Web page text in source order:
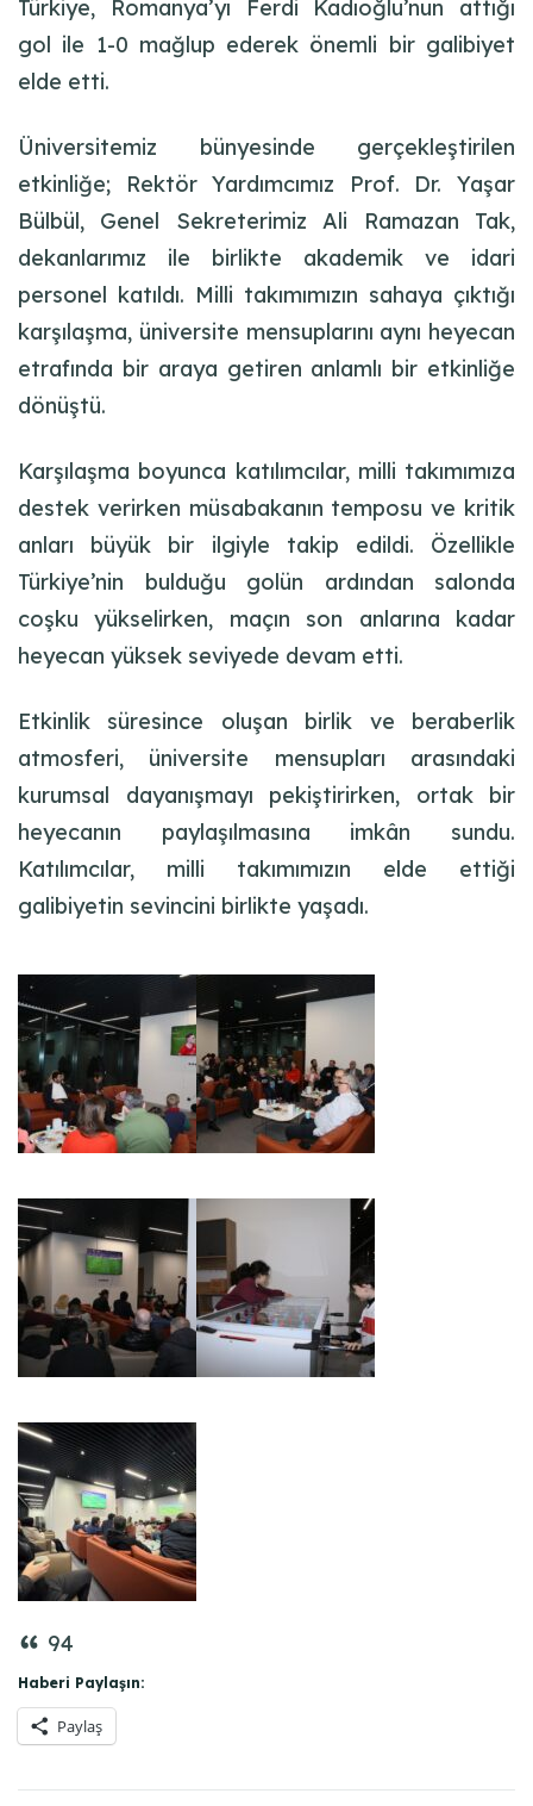
Türkiye, Romanya’yı Ferdi Kadıoğlu’nun attığı
gol ile 1-0 mağlup ederek önemli bir galibiyet
elde etti.
Üniversitemiz bünyesinde gerçekleştirilen
etkinliğe; Rektör Yardımcımız Prof. Dr. Yaşar
Bülbül, Genel Sekreterimiz Ali Ramazan Tak,
dekanlarımız ile birlikte akademik ve idari
personel katıldı. Milli takımımızın sahaya çıktığı
karşılaşma, üniversite mensuplarını aynı heyecan
etrafında bir araya getiren anlamlı bir etkinliğe
dönüştü.
Karşılaşma boyunca katılımcılar, milli takımımıza
destek verirken müsabakanın temposu ve kritik
anları büyük bir ilgiyle takip edildi. Özellikle
Türkiye’nin bulduğu golün ardından salonda
coşku yükselirken, maçın son anlarına kadar
heyecan yüksek seviyede devam etti.
Etkinlik süresince oluşan birlik ve beraberlik
atmosferi, üniversite mensupları arasındaki
kurumsal dayanışmayı pekiştirirken, ortak bir
heyecanın paylaşılmasına imkân sundu.
Katılımcılar, milli takımımızın elde ettiği
galibiyetin sevincini birlikte yaşadı.
94
Haberi Paylaşın:
Paylaş